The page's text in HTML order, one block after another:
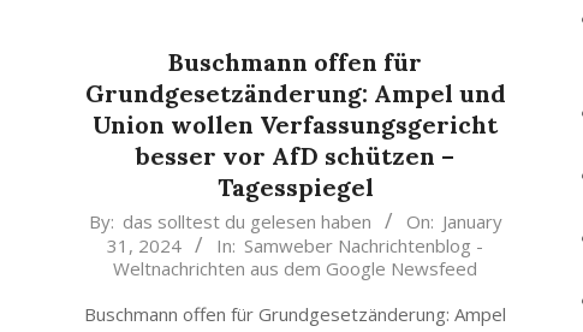
Buschmann offen für
Grundgesetzänderung: Ampel und
Union wollen Verfassungsgericht
besser vor AfD schützen –
Tagesspiegel
2024-
By: das solltest du gelesen haben On: January
31, 2024
In: Samweber Nachrichtenblog -
Weltnachrichten aus dem Google Newsfeed
Buschmann offen für Grundgesetzänderung: Ampel